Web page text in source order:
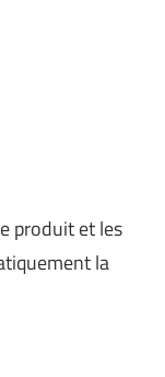
produit et les
la